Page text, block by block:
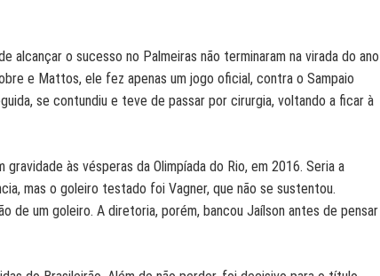
alcançar o sucesso no Palmeiras não terminaram na virada do ano
e Mattos, ele fez apenas um jogo oficial, contra o Sampaio
se contundiu e teve de passar por cirurgia, voltando a ficar à
às vésperas da Olimpíada do Rio, em 2016. Seria a
mas o goleiro testado foi Vagner, que não se sustentou.
de um goleiro. A diretoria, porém, bancou Jaílson antes de pensar